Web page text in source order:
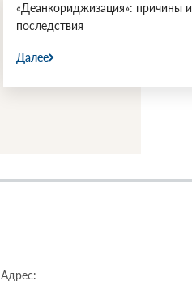
«Деанкориджизация»: причины и
последствия
Далее
Адрес: